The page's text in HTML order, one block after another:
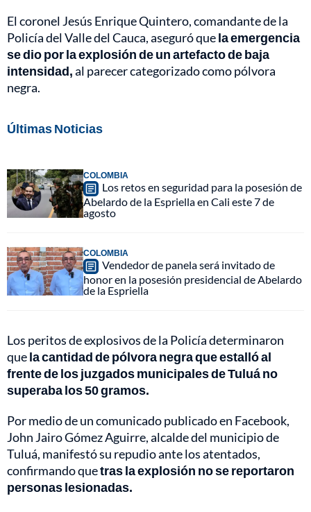
El coronel Jesús Enrique Quintero, comandante de la
Policía del Valle del Cauca, aseguró quela emergencia
se dio por la explosión de un artefacto de baja
intensidad,al parecer categorizado comopólvora
negra.
Últimas Noticias
COLOMBIA
Los retos en seguridad para la posesión de
Abelardo de la Espriella en Cali este 7 de
agosto
COLOMBIA
Vendedor de panela será invitado de
honor en la posesión presidencial de Abelardo
de la Espriella
Los peritos de explosivos de la Policía determinaron
quela cantidad de pólvora negra que estalló al
frente de los juzgados municipales de Tuluá no
superaba los 50 gramos.
Por medio de un comunicado publicado en Facebook,
John Jairo Gómez Aguirre, alcalde del municipio de
Tuluá, manifestó su repudio ante los atentados,
confirmando quetras la explosión no se reportaron
personas lesionadas.